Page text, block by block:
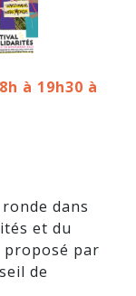
à 19h30 à
dans
et du
proposé par
de